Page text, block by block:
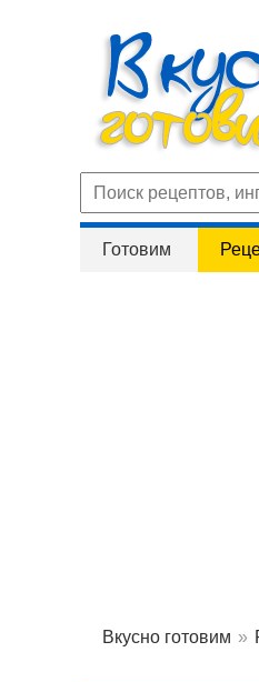
Готовим
Вкусно готовим »